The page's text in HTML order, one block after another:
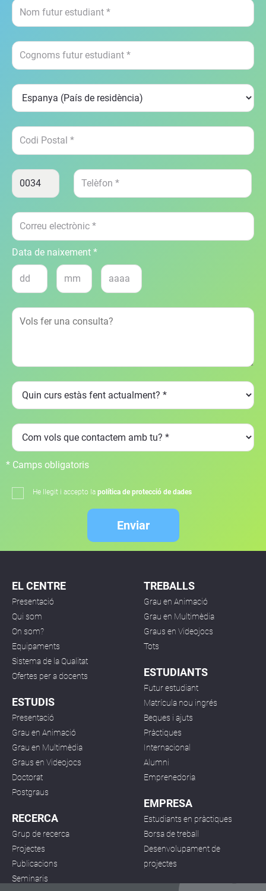
Data de naixement *
* Camps obligatoris
He llegit i accepto la política de protecció de dades
Enviar
EL CENTRE
Presentació
Qui som
On som?
Equipaments
Sistema de la Qualitat
Ofertes per a docents
ESTUDIS
Presentació
Grau en Animació
Grau en Multimèdia
Graus en Videojocs
Doctorat
Postgraus
RECERCA
Grup de recerca
Projectes
Publicacions
Seminaris
TREBALLS
Grau en Animació
Grau en Multimèdia
Graus en Videojocs
Tots
ESTUDIANTS
Futur estudiant
Matrícula nou ingrés
Beques i ajuts
Pràctiques
Internacional
Alumni
Emprenedoria
EMPRESA
Estudiants en pràctiques
Borsa de treball
Desenvolupament de
projectes